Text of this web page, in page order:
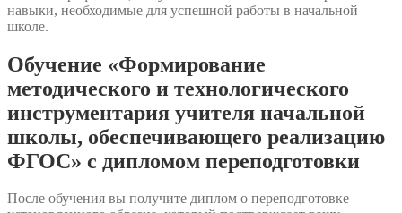
навыки, необходимые для успешной работы в начальной
школе.
Обучение «Формирование
методического и технологического
инструментария учителя начальной
школы, обеспечивающего реализацию
ФГОС» с дипломом переподготовки
После обучения вы получите диплом о переподготовке